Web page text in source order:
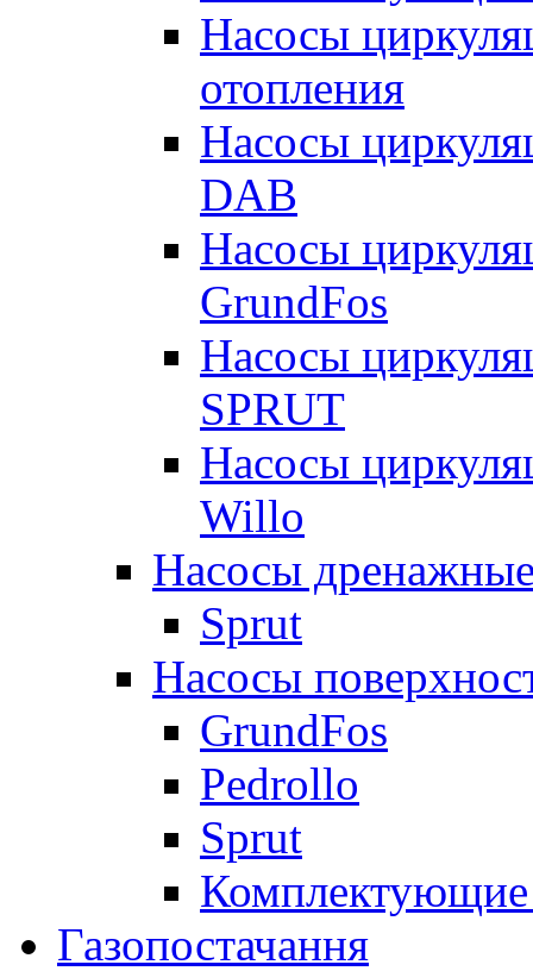
Насосы
отопления
Насосы
DAB
Насосы
GrundFos
Насосы
SPRUT
Насосы
Willo
Насосы
Sprut
Насосы
GrundFos
Pedrollo
Sprut
Комплектующие
Газопостачання